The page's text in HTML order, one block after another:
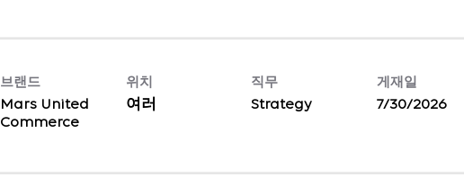
브랜드
Mars United
Commerce
위치
여러
직무
Strategy
게재일
7/30/2026